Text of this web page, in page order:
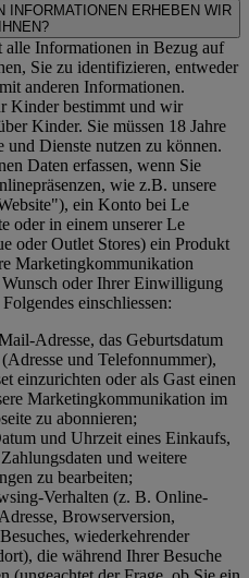
INFORMATIONEN ERHEBEN WIR
alle Informationen in Bezug auf
Sie zu identifizieren, entweder
anderen Informationen.
Kinder bestimmt und wir
Kinder. Sie müssen 18 Jahre
und Dienste nutzen zu können.
Daten erfassen, wenn Sie
wie z.B. unsere
"), ein Konto bei Le
oder in einem unserer Le
oder Outlet Stores) ein Produkt
Marketingkommunikation
oder Ihrer Einwilligung
einschliessen:
Adresse, das Geburtsdatum
und Telefonnummer),
einzurichten oder als Gast einen
Marketingkommunikation im
zu abonnieren;
und Uhrzeit eines Einkaufs,
und weitere
zu bearbeiten;
Verhalten (z. B. Online-
Browserversion,
wiederkehrender
die während Ihrer Besuche